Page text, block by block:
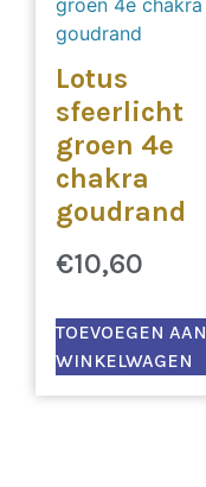
Lotus
sfeerlicht
groen 4e
chakra
goudrand
€10,60
TOEVOEGEN AAN
WINKELWAGEN